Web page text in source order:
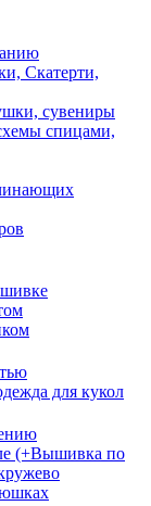
Скатерти,
сувениры
спицами,
для кукол
(+Вышивка по